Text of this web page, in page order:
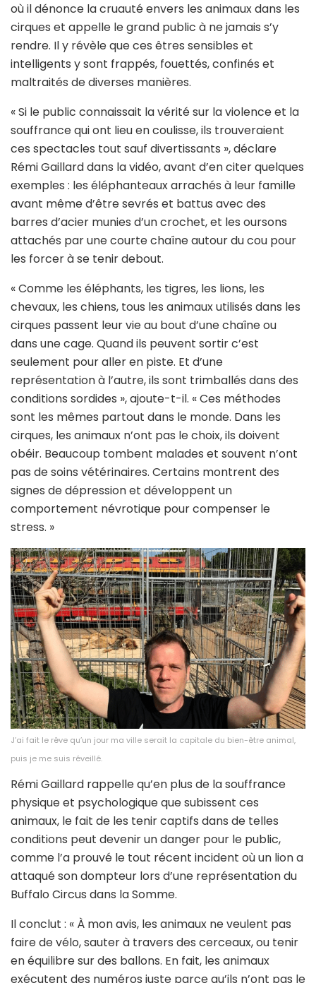
où il dénonce la cruauté envers les animaux dans les
cirques et appelle le grand public à ne jamais s’y
rendre. Il y révèle que ces êtres sensibles et
intelligents y sont frappés, fouettés, confinés et
maltraités de diverses manières.
« Si le public connaissait la vérité sur la violence et la
souffrance qui ont lieu en coulisse, ils trouveraient
ces spectacles tout sauf divertissants », déclare
Rémi Gaillard dans la vidéo, avant d’en citer quelques
exemples : les éléphanteaux arrachés à leur famille
avant même d’être sevrés et battus avec des
barres d’acier munies d’un crochet, et les oursons
attachés par une courte chaîne autour du cou pour
les forcer à se tenir debout.
« Comme les éléphants, les tigres, les lions, les
chevaux, les chiens, tous les animaux utilisés dans les
cirques passent leur vie au bout d’une chaîne ou
dans une cage. Quand ils peuvent sortir c’est
seulement pour aller en piste. Et d’une
représentation à l’autre, ils sont trimballés dans des
conditions sordides », ajoute-t-il. « Ces méthodes
sont les mêmes partout dans le monde. Dans les
cirques, les animaux n’ont pas le choix, ils doivent
obéir. Beaucoup tombent malades et souvent n’ont
pas de soins vétérinaires. Certains montrent des
signes de dépression et développent un
comportement névrotique pour compenser le
stress. »
J’ai fait le rêve qu’un jour ma ville serait la capitale du bien-être animal,
puis je me suis réveillé.
Rémi Gaillard rappelle qu’en plus de la souffrance
physique et psychologique que subissent ces
animaux, le fait de les tenir captifs dans de telles
conditions peut devenir un danger pour le public,
comme l’a prouvé le tout récent incident où un lion a
attaqué son dompteur lors d’une représentation du
Buffalo Circus dans la Somme.
Il conclut : « À mon avis, les animaux ne veulent pas
faire de vélo, sauter à travers des cerceaux, ou tenir
en équilibre sur des ballons. En fait, les animaux
exécutent des numéros juste parce qu’ils n’ont pas le